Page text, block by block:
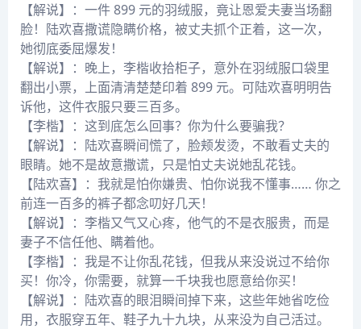
【解说】：一件 899 元的羽绒服，竟让恩爱夫妻当场翻
脸！陆欢喜撒谎隐瞒价格，被丈夫抓个正着，这一次，
她彻底委屈爆发！
【解说】：晚上，李楷收拾柜子，意外在羽绒服口袋里
翻出小票，上面清清楚楚印着 899 元。可陆欢喜明明告
诉他，这件衣服只要三百多。
【李楷】：这到底怎么回事？你为什么要骗我？
【解说】：陆欢喜瞬间慌了，脸颊发烫，不敢看丈夫的
眼睛。她不是故意撒谎，只是怕丈夫说她乱花钱。
【陆欢喜】：我就是怕你嫌贵、怕你说我不懂事…… 你之
前连一百多的裤子都念叨好几天！
【解说】：李楷又气又心疼，他气的不是衣服贵，而是
妻子不信任他、瞒着他。
【李楷】：我是不让你乱花钱，但我从来没说过不给你
买！你冷，你需要，就算一千块我也愿意给你买！
【解说】：陆欢喜的眼泪瞬间掉下来，这些年她省吃俭
用，衣服穿五年、鞋子九十九块，从来没为自己活过。